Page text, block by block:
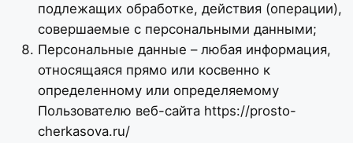
подлежащих обработке, действия (операции),
совершаемые с персональными данными;
Персональные данные – любая информация,
относящаяся прямо или косвенно к
определенному или определяемому
Пользователю веб-сайта https://prosto-
cherkasova.ru/